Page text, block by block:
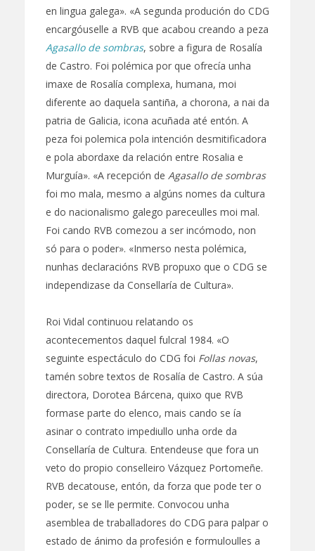
en lingua galega». «A segunda produción do CDG
encargóuselle a RVB que acabou creando a peza
Agasallo de sombras, sobre a figura de Rosalía
de Castro. Foi polémica por que ofrecía unha
imaxe de Rosalía complexa, humana, moi
diferente ao daquela santiña, a chorona, a nai da
patria de Galicia, icona acuñada até entón. A
peza foi polemica pola intención desmitificadora
e pola abordaxe da relación entre Rosalia e
Murguía». «A recepción de Agasallo de sombras
foi mo mala, mesmo a algúns nomes da cultura
e do nacionalismo galego pareceulles moi mal.
Foi cando RVB comezou a ser incómodo, non
só para o poder». «Inmerso nesta polémica,
nunhas declaracións RVB propuxo que o CDG se
independizase da Consellaría de Cultura».
Roi Vidal continuou relatando os
acontecementos daquel fulcral 1984. «O
seguinte espectáculo do CDG foi Follas novas,
tamén sobre textos de Rosalía de Castro. A súa
directora, Dorotea Bárcena, quixo que RVB
formase parte do elenco, mais cando se ía
asinar o contrato impediullo unha orde da
Consellaría de Cultura. Entendeuse que fora un
veto do propio conselleiro Vázquez Portomeñe.
RVB decatouse, entón, da forza que pode ter o
poder, se se lle permite. Convocou unha
asemblea de traballadores do CDG para palpar o
estado de ánimo da profesión e formuloulles a